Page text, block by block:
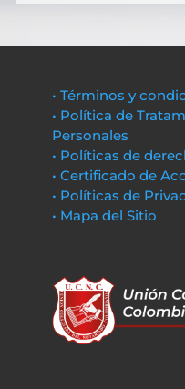
• Términos y
• Política de
Personales
• Políticas de
• Certificado de
• Políticas de
• Mapa del Sitio